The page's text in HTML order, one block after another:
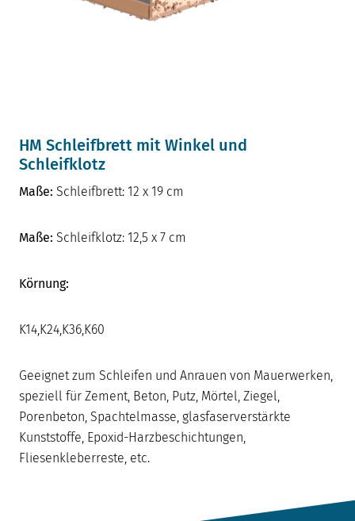
HM Schleifbrett mit Winkel und
Schleifklotz
Maße: Schleifbrett: 12 x 19 cm
Maße: Schleifklotz: 12,5 x 7 cm
Körnung:
K14,K24,K36,K60
Geeignet zum Schleifen und Anrauen von Mauerwerken,
speziell für Zement, Beton, Putz, Mörtel, Ziegel,
Porenbeton, Spachtelmasse, glasfaserverstärkte
Kunststoffe, Epoxid-Harzbeschichtungen,
Fliesenkleberreste, etc.